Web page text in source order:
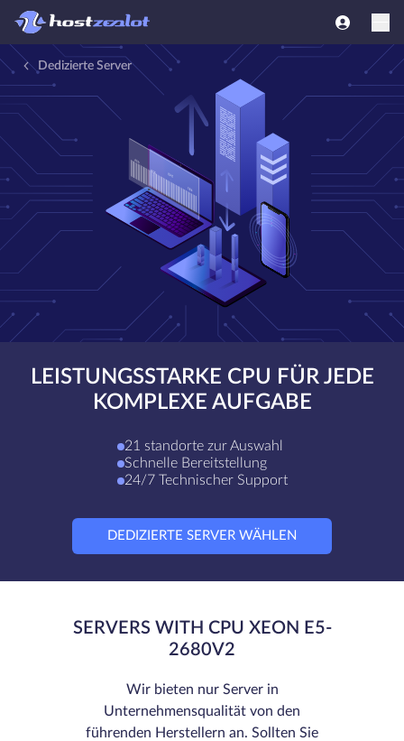
Dedizierte Server
LEISTUNGSSTARKE CPU FÜR JEDE
KOMPLEXE AUFGABE
21 standorte zur Auswahl
Schnelle Bereitstellung
24/7 Technischer Support
DEDIZIERTE SERVER WÄHLEN
SERVERS WITH CPU XEON E5-
2680V2
Wir bieten nur Server in
Unternehmensqualität von den
führenden Herstellern an. Sollten Sie